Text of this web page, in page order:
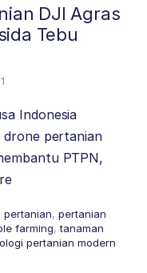
DJI Agras
Tebu
Indonesia
pertanian
PTPN,
pertanian, pertanian
farming,tanaman
pertanian modern